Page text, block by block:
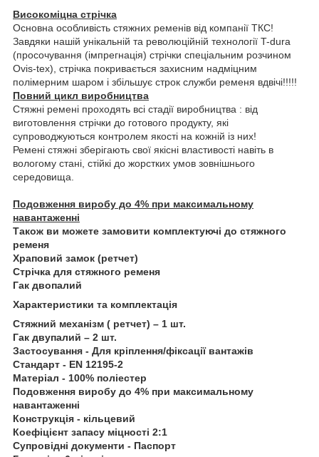
Високоміцна стрічка
Основна особливість стяжних ременів від компанії ТКС!
Завдяки нашій унікальній та революційній технології T-dura
(просочування (імпрегнація) стрічки спеціальним розчином
Ovis-tex), стрічка покривається захисним надміцним
полімерним шаром і збільшує строк служби ременя вдвічі!!!!!
Повний цикл виробництва
Стяжні ремені проходять всі стадії виробництва : від
виготовлення стрічки до готового продукту, які
супроводжуються контролем якості на кожній із них!
Ремені стяжні зберігають свої якісні властивості навіть в
вологому стані, стійкі до жорстких умов зовнішнього
середовища.
Подовження виробу до 4% при максимальному
навантаженні
Також ви можете замовити комплектуючі до стяжного
ременя
Храповий замок (ретчет)
Стрічка для стяжного ременя
Гак двопалий
Характеристики та комплектація
Стяжний механізм ( ретчет) – 1 шт.
Гак двупалий – 2 шт.
Застосування - Для кріплення/фіксації вантажів
Стандарт - EN 12195-2
Матеріал - 100% поліестер
Подовження виробу до 4% при максимальному
навантаженні
Конструкція - кільцевий
Коефіцієнт запасу міцності 2:1
Супровідні документи - Паспорт